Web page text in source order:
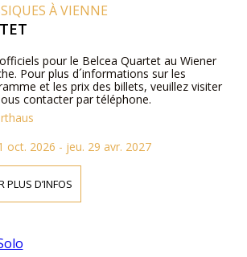
À VIENNE
pour le Belcea Quartet au Wiener
Pour plus d´informations sur les
et les prix des billets, veuillez visiter
contacter par téléphone.
oct. 2026 - jeu. 29 avr. 2027
PLUS D’INFOS